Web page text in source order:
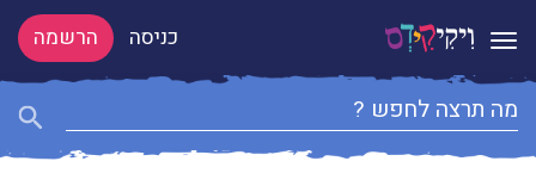
Toggle navigation כניסה הרשמה